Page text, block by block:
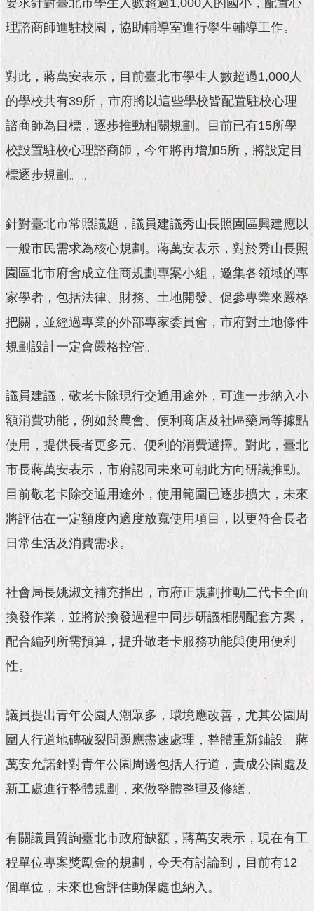
理諮商師進駐校園，協助輔導室進行學生輔導工作。
對此，蔣萬安表示，目前臺北市學生人數超過1,000人
的學校共有39所，市府將以這些學校皆配置駐校心理
諮商師為目標，逐步推動相關規劃。目前已有15所學
校設置駐校心理諮商師，今年將再增加5所，將設定目
標逐步規劃。。
針對臺北市常照議題，議員建議秀山長照園區興建應以
一般市民需求為核心規劃。蔣萬安表示，對於秀山長照
園區北市府會成立住商規劃專案小組，邀集各領域的專
家學者，包括法律、財務、土地開發、促參專業來嚴格
把關，並經過專業的外部專家委員會，市府對土地條件
規劃設計一定會嚴格控管。
議員建議，敬老卡除現行交通用途外，可進一步納入小
額消費功能，例如於農會、便利商店及社區藥局等據點
使用，提供長者更多元、便利的消費選擇。對此，臺北
市長蔣萬安表示，市府認同未來可朝此方向研議推動。
目前敬老卡除交通用途外，使用範圍已逐步擴大，未來
將評估在一定額度內適度放寬使用項目，以更符合長者
日常生活及消費需求。
社會局長姚淑文補充指出，市府正規劃推動二代卡全面
換發作業，並將於換發過程中同步研議相關配套方案，
配合編列所需預算，提升敬老卡服務功能與使用便利
性。
議員提出青年公園人潮眾多，環境應改善，尤其公園周
圍人行道地磚破裂問題應盡速處理，整體重新鋪設。蔣
萬安允諾針對青年公園周邊包括人行道，責成公園處及
新工處進行整體規劃，來做整體整理及修繕。
有關議員質詢臺北市政府缺額，蔣萬安表示，現在有工
程單位專案獎勵金的規劃，今天有討論到，目前有12
個單位，未來也會評估動保處也納入。